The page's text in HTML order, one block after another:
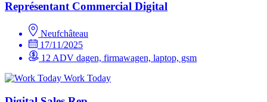
Représentant Commercial Digital
Neufchâteau
17/11/2025
12 ADV dagen, firmawagen, laptop, gsm
Work Today